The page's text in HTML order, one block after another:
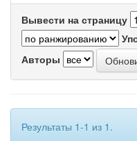
Вывести на страницу
Авторы
Результаты 1-1 из 1.